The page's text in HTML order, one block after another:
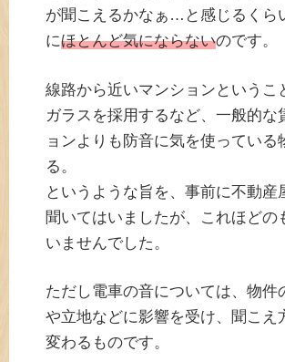
が聞こえるかなぁ…と感じるくら
にほとんど気にならないのです。
線路から近いマンションというこ
ガラスを採用するなど、一般的な
ョンよりも防音に気を使っている
る。
というような旨を、事前に不動産
聞いてはいましたが、これほどの
いませんでした。
ただし電車の音については、物件
や立地などに影響を受け、聞こえ
変わるものです。